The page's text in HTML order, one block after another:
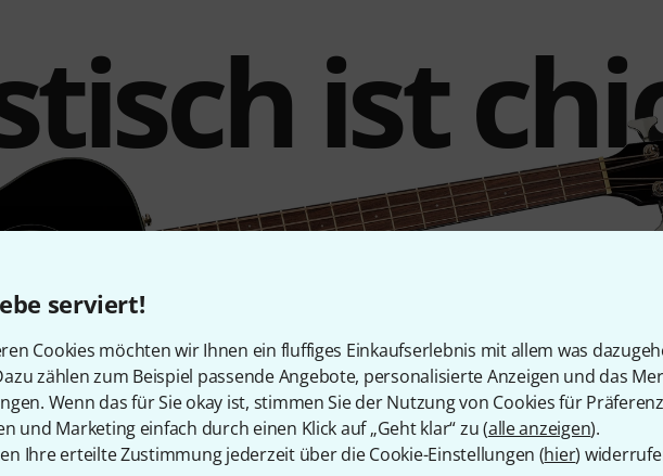
serviert!
Cookies möchten wir Ihnen ein fluffiges Einkaufserlebnis mit allem was
zählen zum Beispiel passende Angebote, personalisierte Anzeigen und das
Wenn das für Sie okay ist, stimmen Sie der Nutzung von Cookies für
und Marketing einfach durch einen Klick auf „Geht klar“ zu (alle anzeigen).
Ihre erteilte Zustimmung jederzeit über die Cookie-Einstellungen (hier)
ist